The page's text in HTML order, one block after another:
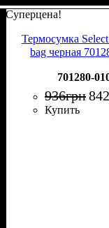
Суперцена!
Термосумка
bag черная
701280-
936грн842
Купить